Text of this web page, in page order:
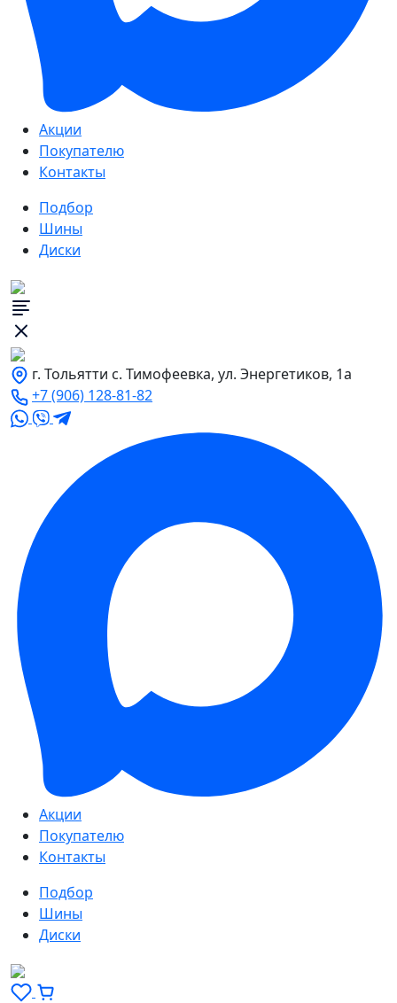
Акции
Покупателю
Контакты
Подбор
Шины
Диски
г. Тольятти с. Тимофеевка, ул. Энергетиков, 1а
+7 (906) 128-81-82
Акции
Покупателю
Контакты
Подбор
Шины
Диски